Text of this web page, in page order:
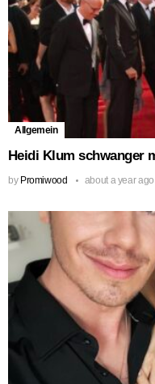
Allgemein
Heidi Klum schwanger
by Promiwood about a year ago